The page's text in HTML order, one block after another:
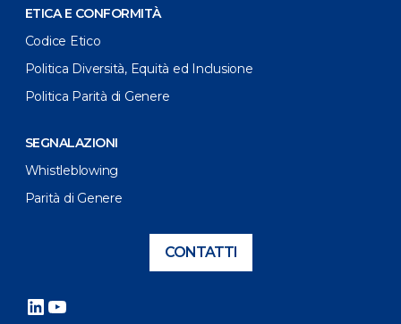
ETICA E CONFORMITÀ
Codice Etico
Politica Diversità, Equità ed Inclusione
Politica Parità di Genere
SEGNALAZIONI
Whistleblowing
Parità di Genere
CONTATTI
LinkedIn
YouTube